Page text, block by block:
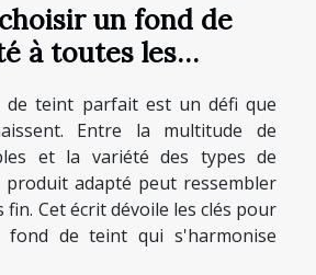
un fond de
à toutes les
de teint parfait est un défi que
Entre la multitude de
et la variété des types de
produit adapté peut ressembler
fin. Cet écrit dévoile les clés pour
fond de teint qui s'harmonise